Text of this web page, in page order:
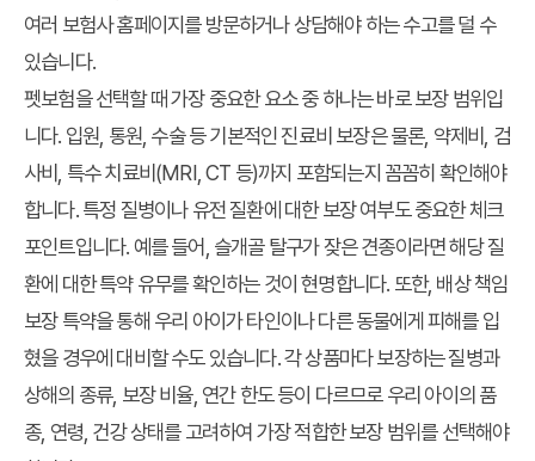
여러 보험사 홈페이지를 방문하거나 상담해야 하는 수고를 덜 수
있습니다.
펫보험을 선택할 때 가장 중요한 요소 중 하나는 바로보장 범위입
니다. 입원, 통원, 수술 등 기본적인 진료비 보장은 물론, 약제비, 검
사비, 특수 치료비(MRI, CT 등)까지 포함되는지 꼼꼼히 확인해야
합니다. 특정 질병이나 유전 질환에 대한 보장 여부도 중요한 체크
포인트입니다. 예를 들어, 슬개골 탈구가 잦은 견종이라면 해당 질
환에 대한 특약 유무를 확인하는 것이 현명합니다. 또한, 배상 책임
보장 특약을 통해 우리 아이가 타인이나 다른 동물에게 피해를 입
혔을 경우에 대비할 수도 있습니다. 각 상품마다 보장하는 질병과
상해의 종류, 보장 비율, 연간 한도 등이 다르므로 우리 아이의 품
종, 연령, 건강 상태를 고려하여 가장 적합한 보장 범위를 선택해야